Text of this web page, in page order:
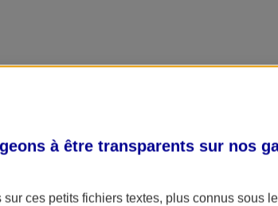
à être transparents sur nos
ces petits fichiers textes, plus connus sous